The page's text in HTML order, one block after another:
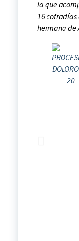
la que
16
hermana de